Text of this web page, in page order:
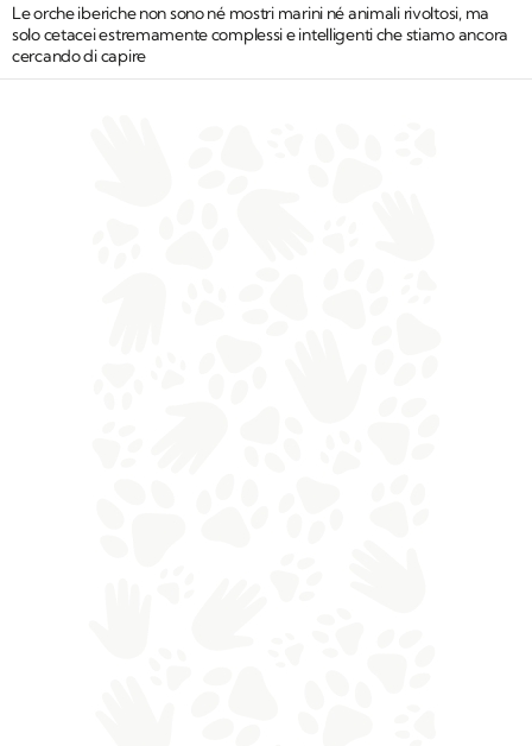
Le orche iberiche non sono né mostri marini né animali rivoltosi, ma
solo cetacei estremamente complessi e intelligenti che stiamo ancora
cercando di capire